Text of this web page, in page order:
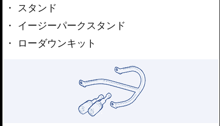
スタンド
イージーパークスタンド
ローダウンキット